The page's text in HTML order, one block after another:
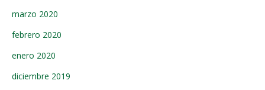
marzo 2020
febrero 2020
enero 2020
diciembre 2019